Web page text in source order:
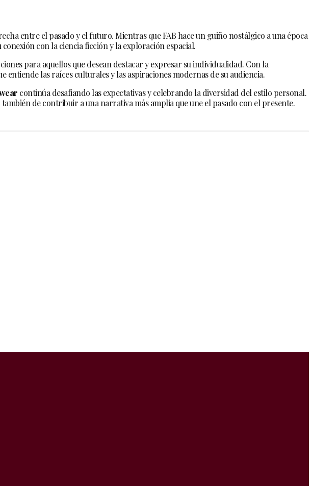
entre el pasado y el futuro. Mientras que FAB hace un guiño nostálgico a una época
con la ciencia ficción y la exploración espacial.
para aquellos que desean destacar y expresar su individualidad. Con la
entiende las raíces culturales y las aspiraciones modernas de su audiencia.
continúa desafiando las expectativas y celebrando la diversidad del estilo personal.
de contribuir a una narrativa más amplia que une el pasado con el presente.